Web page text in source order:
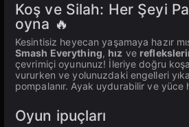
Koş ve Silah: Her Şeyi
oyna 🔥
Kesintisiz heyecan yaşamaya hazır
Smash Everything, hız ve
çevrimiçi oyununuz! İleriye doğru
vururken ve yolunuzdaki engelleri
pompalanır. Ayak uydurabilir ve yüce
Oyun ipuçları